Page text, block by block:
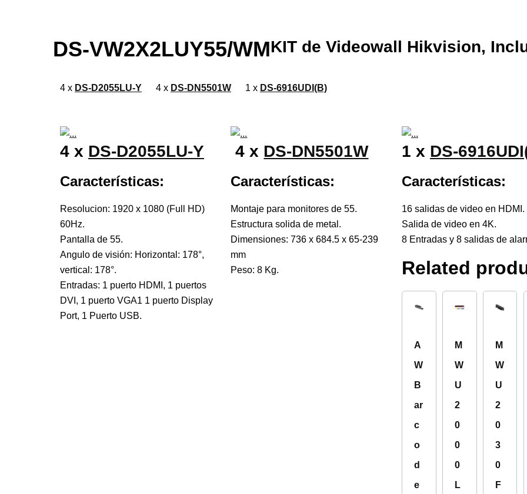
DS-VW2X2LUY55/WMKIT de Videowall Hikvision,
4 x DS-D2055LU-Y 4 x DS-DN5501W 1 x DS-6916UDI(B)
4 x DS-D2055LU-Y
Características:
Resolucion: 1920 x 1080 (Full HD)
60Hz.
Pantalla de 55.
Angulo de visión: Horizontal: 178°,
vertical: 178°.
Entradas: 1 puerto HDMI, 1 puertos
DVI, 1 puerto VGA1 1 puerto Display
Port, 1 Puerto USB.
4 x DS-DN5501W
Características:
Montaje para monitores de 55.
Estructura solida de metal.
Dimensiones: 736 x 684.5 x 65-239
mm
Peso: 8 Kg.
1 x DS-
Características:
16 salidas de video en HDMI.
Salida de video en 4K.
8 Entradas y 8 salidas de
Related
A
W
B
ar
c
o
d
e
M
W
U
2
0
0
0
L
M
W
U
2
0
3
0
F